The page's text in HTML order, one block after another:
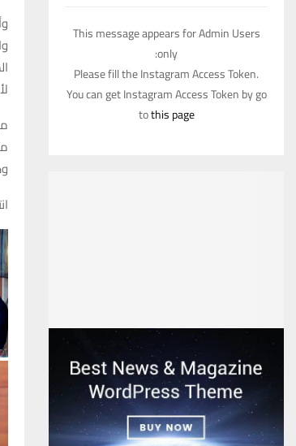
This message appears for Admin Users
only:
Please fill the Instagram Access Token.
You can get Instagram Access Token by go
tothis page